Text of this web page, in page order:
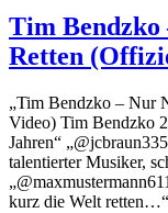
&
Adi
Tim
Retten
„Tim Bendzko – Nur
Video) Tim Bendzko
Jahren“
talentierter Musiker,
kurz die Welt